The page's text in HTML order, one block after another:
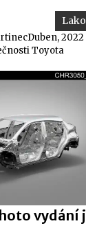
Duben, 2022
Toyota
vydání